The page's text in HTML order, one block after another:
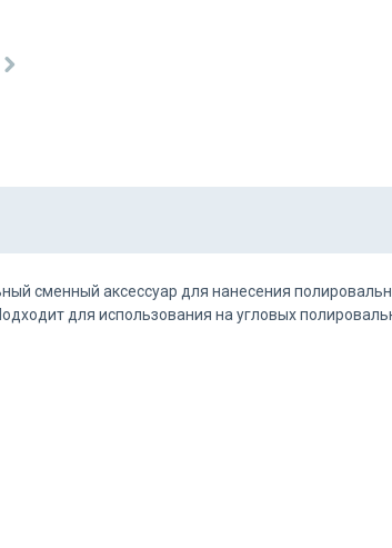
сменный аксессуар для нанесения
для использования на угловых